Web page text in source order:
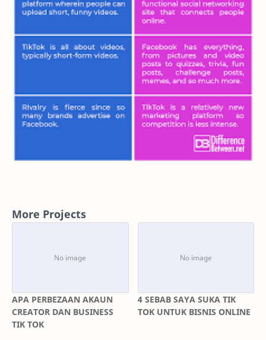
More Projects
APA PERBEZAAN AKAUN
CREATOR DAN BUSINESS
TIK TOK
4 SEBAB SAYA SUKA TIK
TOK UNTUK BISNIS ONLINE